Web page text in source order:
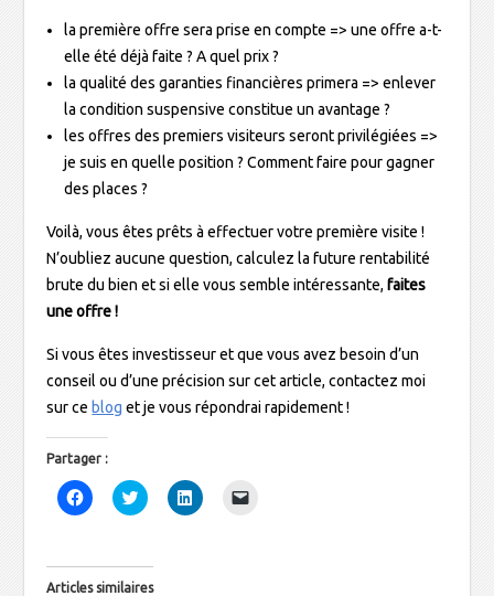
la première offre sera prise en compte => une offre a-t-
elle été déjà faite ? A quel prix ?
la qualité des garanties financières primera => enlever
la condition suspensive constitue un avantage ?
les offres des premiers visiteurs seront privilégiées =>
je suis en quelle position ? Comment faire pour gagner
des places ?
Voilà, vous êtes prêts à effectuer votre première visite !
N’oubliez aucune question, calculez la future rentabilité
brute du bien et si elle vous semble intéressante, faites
une offre !
Si vous êtes investisseur et que vous avez besoin d’un
conseil ou d’une précision sur cet article, contactez moi
sur ce blog et je vous répondrai rapidement !
Partager :
C
l
e
z
C
l
e
z
C
l
Articles similaires